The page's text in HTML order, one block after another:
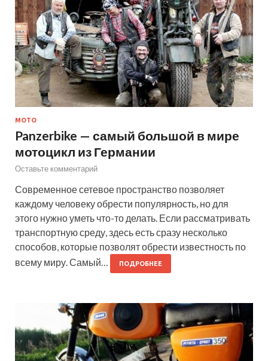
МОТО
Panzerbike — самый большой в мире
мотоцикл из Германии
Оставьте комментарий
Современное сетевое пространство позволяет
каждому человеку обрести популярность, но для
этого нужно уметь что-то делать. Если рассматривать
транспортную среду, здесь есть сразу несколько
способов, которые позволят обрести известность по
всему миру. Самый…
ПОДРОБНЕЕ